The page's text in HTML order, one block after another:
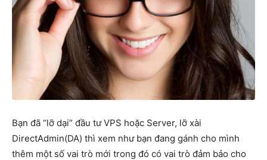
Bạn đã “lỡ dại” đầu tư VPS hoặc Server, lỡ xài
DirectAdmin(DA) thì xem như bạn đang gánh cho mình
thêm một số vai trò mới trong đó có vai trò đảm bảo cho